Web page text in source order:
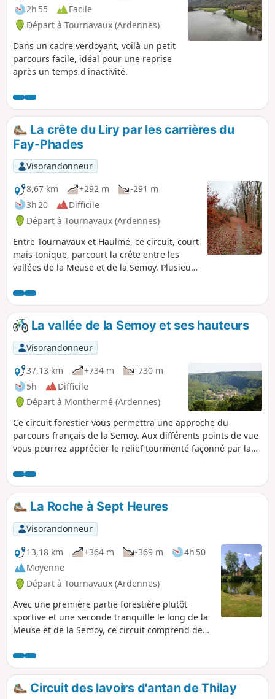
2h 55
Facile
Départ à Tournavaux (Ardennes)
Dans un cadre verdoyant, voilà un petit
parcours facile, idéal pour une reprise
après un temps d'inactivité.
La crête du Liry par les carrières du
Fay-Phades
Visorandonneur
8,67 km
+292 m
-291 m
3h 20
Difficile
Départ à Tournavaux (Ardennes)
Entre Tournavaux et Haulmé, ce circuit, court
mais tonique, parcourt la crête entre les
vallées de la Meuse et de la Semoy. Plusieurs
qu'un passage, en début de randonnée, sur
l'ancien site carrier du Fay-Phades.
La vallée de la Semoy et ses hauteurs
Visorandonneur
37,13 km
+734 m
-730 m
5h
Difficile
Départ à Monthermé (Ardennes)
Ce circuit forestier vous permettra une approche du
parcours français de la Semoy. Aux différents points de vue
vous pourrez apprécier le relief tourmenté façonné par la
quasi totalité des villages semoysiens sont approchés. Ce
circuit fusionne deux autres circuits que j'ai décrits au
départ de Thilay.
La Roche à Sept Heures
Visorandonneur
13,18 km
+364 m -369 m
4h 50
Moyenne
Départ à Tournavaux (Ardennes)
Avec une première partie forestière plutôt
sportive et une seconde tranquille le long de la
Meuse et de la Semoy, ce circuit comprend deux
vaste massif de quartzite, - et celui de La Roche
à Sept Heures, situé au sommet d'éperons
rocheux surplombant la Meuse. Le point de vue
de ce site offre un panorama très pittoresque
Circuit des lavoirs d'antan de Thilay